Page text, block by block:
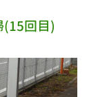
(15回目)